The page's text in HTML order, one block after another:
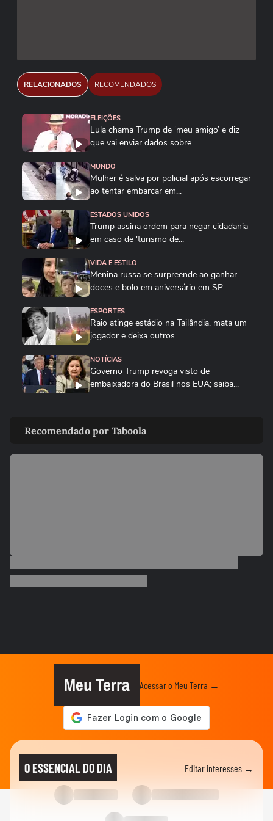
RELACIONADOS RECOMENDADOS
ELEIÇÕES
Lula chama Trump de ‘meu amigo’ e diz
que vai enviar dados sobre...
MUNDO
Mulher é salva por policial após escorregar
ao tentar embarcar em...
ESTADOS UNIDOS
Trump assina ordem para negar cidadania
em caso de 'turismo de...
VIDA E ESTILO
Menina russa se surpreende ao ganhar
doces e bolo em aniversário em SP
ESPORTES
Raio atinge estádio na Tailândia, mata um
jogador e deixa outros...
NOTÍCIAS
Governo Trump revoga visto de
embaixadora do Brasil nos EUA; saiba...
filhote por vários dias na...
MUNDO
acordo para...
Menino de 11 anos viraliza após virar
tradutor da mãe durante...
Lula diz que não é ‘louco’ de brigar com
China e EUA: ‘Quero...
No Japão, Zico tranquiliza fãs após
terremoto de grandes...
Recomendado por Taboola
Meu Terra Acessar o Meu Terra →
O ESSENCIAL DO DIA Editar interesses →